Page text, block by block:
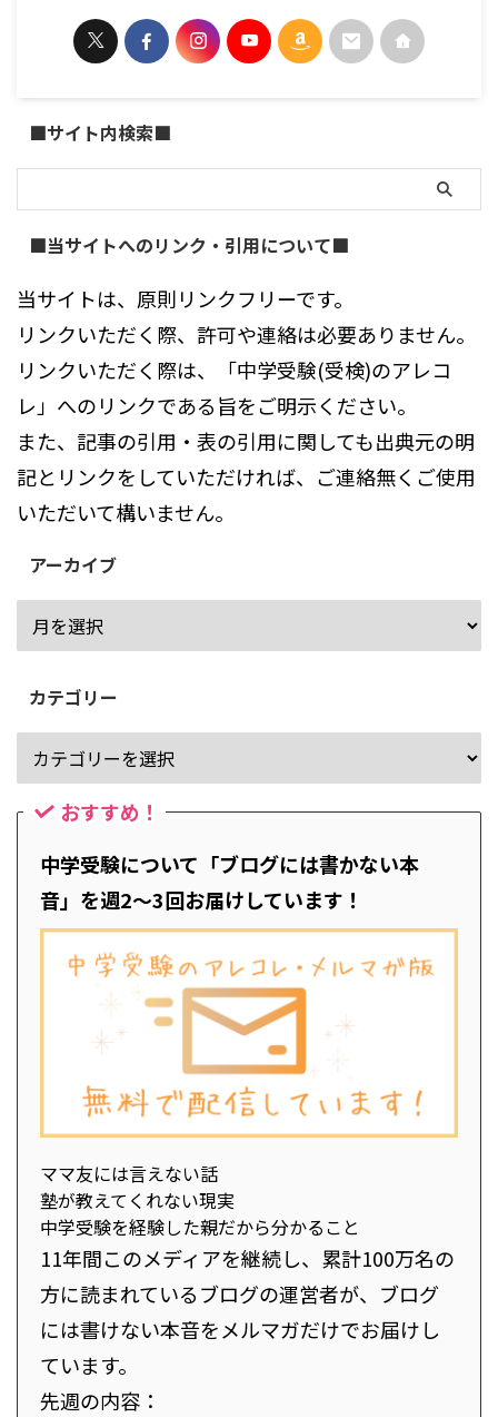
■サイト内検索■
■当サイトへのリンク・引用について■
当サイトは、原則リンクフリーです。
リンクいただく際、許可や連絡は必要ありません。
リンクいただく際は、「中学受験(受検)のアレコ
レ」へのリンクである旨をご明示ください。
また、記事の引用・表の引用に関しても出典元の明
記とリンクをしていただければ、ご連絡無くご使用
いただいて構いません。
アーカイブ
カテゴリー
おすすめ！
中学受験について「ブログには書かない本
音」を週2～3回お届けしています！
ママ友には言えない話
塾が教えてくれない現実
中学受験を経験した親だから分かること
11年間このメディアを継続し、累計100万名の
方に読まれているブログの運営者が、ブログ
には書けない本音をメルマガだけでお届けし
ています。
先週の内容：